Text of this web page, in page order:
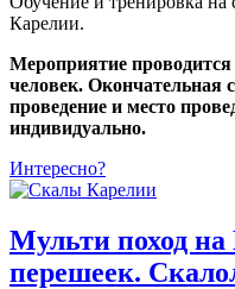
Карелии.
Мероприятие
человек. Окончательная
проведение и место
индивидуально.
Интересно?
Мульти поход
перешеек.